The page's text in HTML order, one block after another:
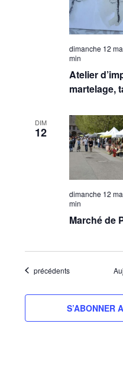
Atelier
martelage,
dimanche 12
min
DIM
12
Marché de
dimanche 12
min
Évènements
précédents
S’ABONNER